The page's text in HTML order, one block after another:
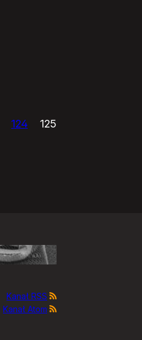
124 125
Kanał RSS
Kanał Atom